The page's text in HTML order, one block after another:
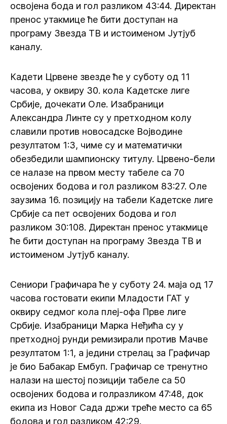
освојена бода и гол разликом 43:44. Директан
пренос утакмице ће бити доступан на
програму Звезда ТВ и истоименом Јутјуб
каналу.
Кадети Црвене звезде ће у суботу од 11
часова, у оквиру 30. кола Кадетске лиге
Србије, дочекати Оле. Изабраници
Александра Линте су у претходном колу
славили против новосадске Војводине
резултатом 1:3, чиме су и математички
обезбедили шампионску титулу. Црвено-бели
се налазе на првом месту табеле са 70
освојених бодова и гол разликом 83:27. Оле
заузима 16. позицију на табели Кадетске лиге
Србије са пет освојених бодова и гол
разликом 30:108. Директан пренос утакмице
ће бити доступан на програму Звезда ТВ и
истоименом Јутјуб каналу.
Сениори Графичара ће у суботу 24. маја од 17
часова гостовати екипи Младости ГАТ у
оквиру седмог кола плеј-офа Прве лиге
Србије. Изабраници Марка Неђића су у
претходној рунди ремизирали против Мачве
резултатом 1:1, а једини стрелац за Графичар
је био Бабакар Ембуп. Графичар се тренутно
налази на шестој позицији табеле са 50
освојених бодова и голразликом 47:48, док
екипа из Новог Сада држи треће место са 65
бодова и гол разликом 42:29.